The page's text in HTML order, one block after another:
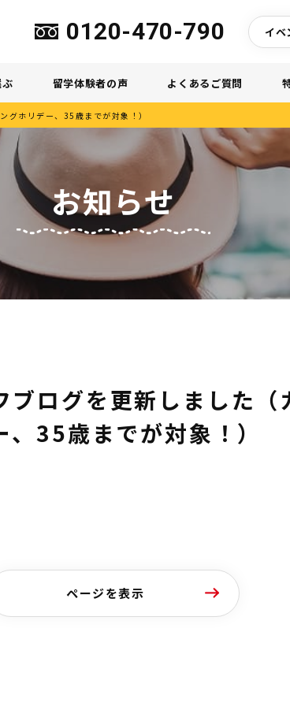
0120-470-790 イベ
留学体験者の声 よくあるご質問
グホリデー、35歳までが対象！）
お知らせ
ブログを更新しました（
35歳までが対象！）
ページを表示